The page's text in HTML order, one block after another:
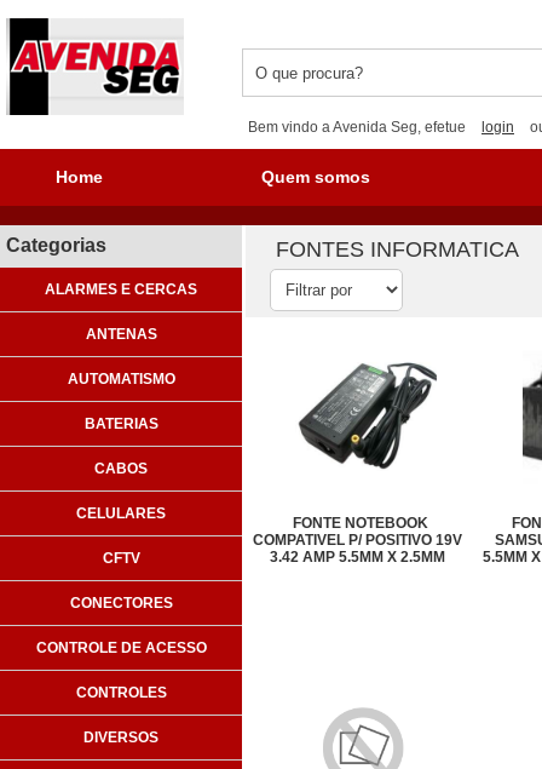
Bem vindo a Avenida Seg, efetue login
Home Quem somos
Categorias
ALARMES E CERCAS
ANTENAS
AUTOMATISMO
BATERIAS
CABOS
CELULARES
CFTV
CONECTORES
CONTROLE DE ACESSO
CONTROLES
DIVERSOS
FONTES INFORMATICA
FONTE NOTEBOOK
COMPATIVEL P/ POSITIVO 19V
3.42 AMP 5.5MM X 2.5MM
5.5MM